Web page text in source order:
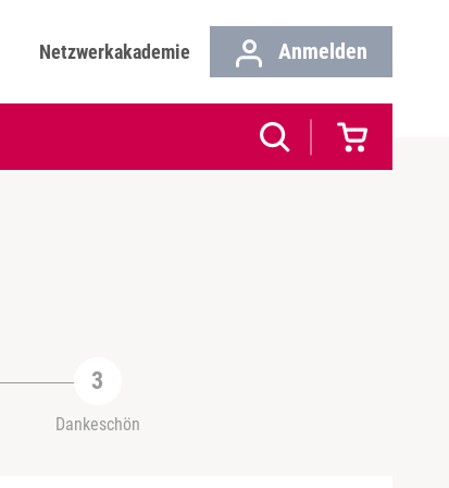
Netzwerkakademie Anmelden
Dankeschön